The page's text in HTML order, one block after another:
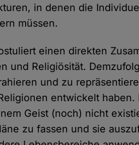
in denen die
müssen.
einen direkten
und Religiösität.
und zu
entwickelt haben.
Geist (noch) nicht
zu fassen und sie